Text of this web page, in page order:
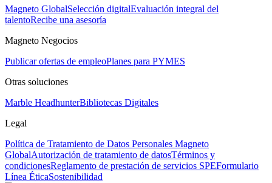
Magneto GlobalSelección digitalEvaluación integral del
talentoRecibe una asesoría
Magneto Negocios
Publicar ofertas de empleoPlanes para PYMES
Otras soluciones
Marble HeadhunterBibliotecas Digitales
Legal
Política de Tratamiento de Datos Personales Magneto
GlobalAutorización de tratamiento de datosTérminos y
condicionesReglamento de prestación de servicios SPEFormulario
Línea ÉticaSostenibilidad